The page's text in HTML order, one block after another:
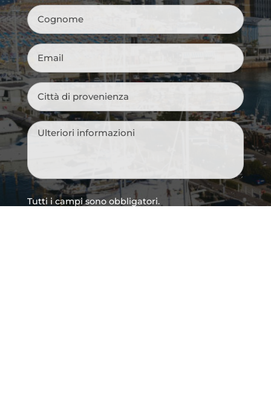
Cognome
Email
Città
di
provenienza*
Messaggio
Tutti i campi sono obbligatori.